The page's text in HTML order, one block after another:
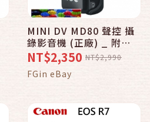
MINI DV MD80 聲控 攝
錄影音機 (正廠) _ 附
4GB卡
NT$2,350 NT$2,990
FGin eBay